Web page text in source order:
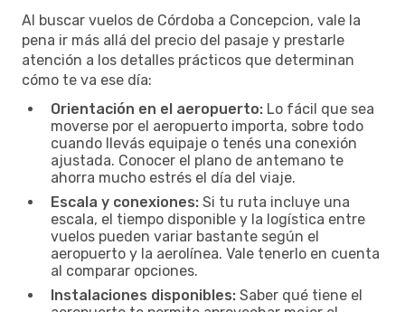
Al buscar vuelos de Córdoba a Concepcion, vale la
pena ir más allá del precio del pasaje y prestarle
atención a los detalles prácticos que determinan
cómo te va ese día:
Orientación en el aeropuerto: Lo fácil que sea
moverse por el aeropuerto importa, sobre todo
cuando llevás equipaje o tenés una conexión
ajustada. Conocer el plano de antemano te
ahorra mucho estrés el día del viaje.
Escala y conexiones: Si tu ruta incluye una
escala, el tiempo disponible y la logística entre
vuelos pueden variar bastante según el
aeropuerto y la aerolínea. Vale tenerlo en cuenta
al comparar opciones.
Instalaciones disponibles: Saber qué tiene el